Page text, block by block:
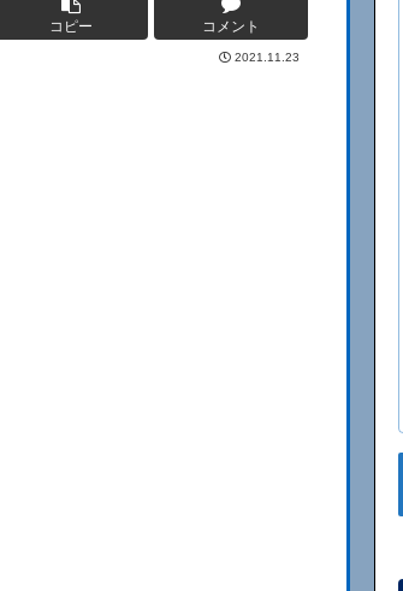
コピー コメント
2021.11.23